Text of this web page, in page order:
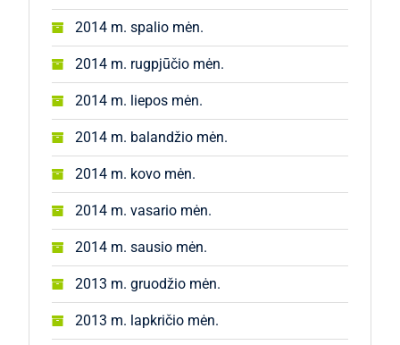
2014 m. spalio mėn.
2014 m. rugpjūčio mėn.
2014 m. liepos mėn.
2014 m. balandžio mėn.
2014 m. kovo mėn.
2014 m. vasario mėn.
2014 m. sausio mėn.
2013 m. gruodžio mėn.
2013 m. lapkričio mėn.